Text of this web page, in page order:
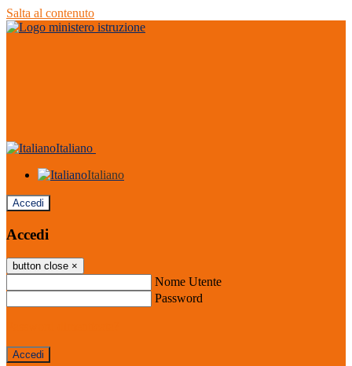
Salta al contenuto
Italiano
Italiano
Accedi
Accedi
button close ×
Nome Utente
Password